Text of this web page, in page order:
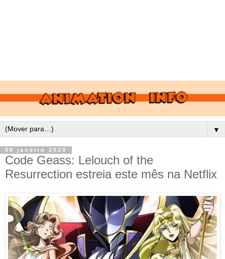
▼
08 janeiro 2020
Code Geass: Lelouch of the
Resurrection estreia este mês na Netflix